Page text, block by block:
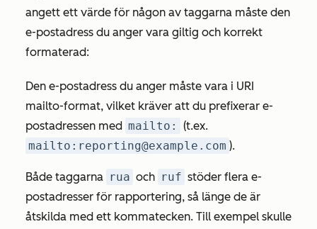
angett ett värde för någon av taggarna måste den
e-postadress du anger vara giltig och korrekt
formaterad:
Den e-postadress du anger måste vara i URI
mailto-format, vilket kräver att du prefixerar e-
postadressen med mailto:
(t.ex.
mailto:reporting@example.com ).
Både taggarna rua och ruf stöder flera e-
postadresser för rapportering, så länge de är
åtskilda med ett kommatecken. Till exempel skulle